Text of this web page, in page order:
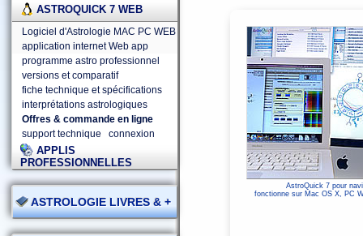
ASTROQUICK 7 WEB
Logiciel d'Astrologie MAC PC WEB
application internet Web app
programme astro professionnel
versions et comparatif
fiche technique et spécifications
interprétations astrologiques
Offres & commande en ligne
support technique
connexion
APPLIS
PROFESSIONNELLES
ASTROLOGIE LIVRES & +
AstroQuick 7 pour
fonctionne sur Mac OS X, PC